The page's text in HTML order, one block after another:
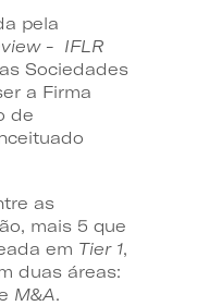
pela
- IFLR
Sociedades
a Firma
de
as
mais 5 que
em Tier 1,
duas áreas:
M&A.